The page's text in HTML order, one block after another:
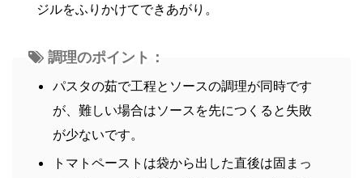
ジルをふりかけてできあがり。
調理のポイント：
パスタの茹で工程とソースの調理が同時です
が、難しい場合はソースを先につくると失敗
が少ないです。
トマトペーストは袋から出した直後は固まっ